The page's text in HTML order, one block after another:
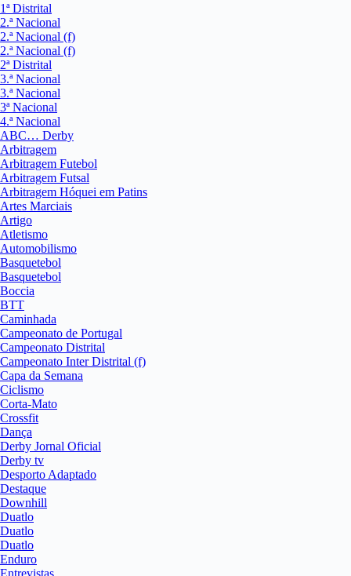
1ª Distrital
2.ª Nacional
2.ª Nacional (f)
2.ª Nacional (f)
2ª Distrital
3.ª Nacional
3.ª Nacional
3ª Nacional
4.ª Nacional
ABC… Derby
Arbitragem
Arbitragem Futebol
Arbitragem Futsal
Arbitragem Hóquei em Patins
Artes Marciais
Artigo
Atletismo
Automobilismo
Basquetebol
Basquetebol
Boccia
BTT
Caminhada
Campeonato de Portugal
Campeonato Distrital
Campeonato Inter Distrital (f)
Capa da Semana
Ciclismo
Corta-Mato
Crossfit
Dança
Derby Jornal Oficial
Derby tv
Desporto Adaptado
Destaque
Downhill
Duatlo
Duatlo
Duatlo
Enduro
Entrevistas